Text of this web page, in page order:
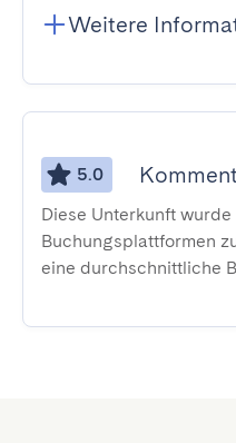
Weitere
5.0
Diese Unterkunft
Buchungsplattformen
eine durchschnittliche